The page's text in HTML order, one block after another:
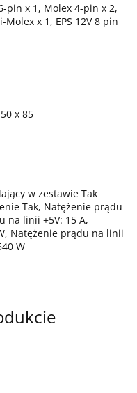
pin x 1, Molex 4-pin x 2,
x 1, EPS 12V 8 pin
x 85
w zestawie Tak
Tak, Natężenie prądu
na linii +5V: 15 A,
Natężenie prądu na linii
W